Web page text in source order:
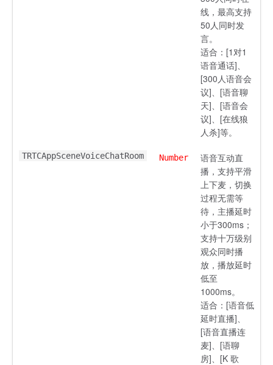
线，最高支持
50人同时发
言。
适合：[1对1
语音通话]、
[300人语音会
议]、[语音聊
天]、[语音会
议]、[在线狼
人杀]等。
TRTCAppSceneVoiceChatRoom Number
语音互动直
播，支持平滑
上下麦，切换
过程无需等
待，主播延时
小于300ms；
支持十万级别
观众同时播
放，播放延时
低至
1000ms。
适合：[语音低
延时直播]、
[语音直播连
麦]、[语聊
房]、[K 歌